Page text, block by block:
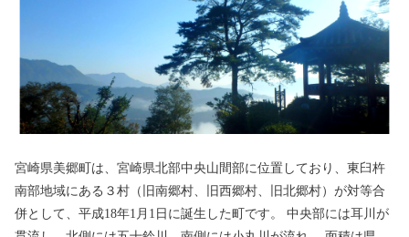
宮崎県美郷町は、宮崎県北部中央山間部に位置しており、東臼杵
南部地域にある３村（旧南郷村、旧西郷村、旧北郷村）が対等合
併として、平成18年1月1日に誕生した町です。 中央部には耳川が